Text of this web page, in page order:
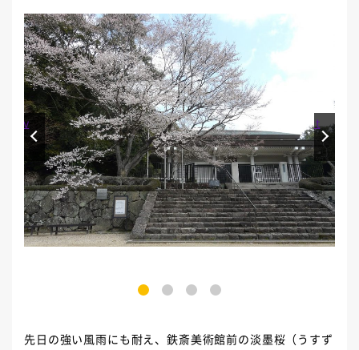
3 4
Prev Next
先日の強い風雨にも耐え、鉄斎美術館前の淡墨桜（うすず